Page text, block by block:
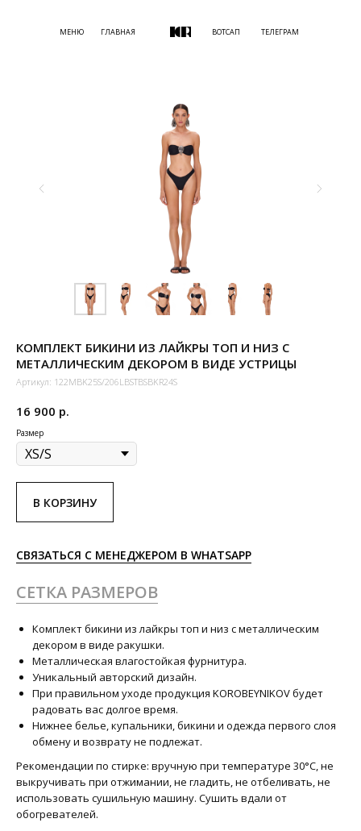
ВОТСАП ТЕЛЕГРАМ
МЕНЮ ГЛАВНАЯ
КОМПЛЕКТ БИКИНИ ИЗ ЛАЙКРЫ ТОП И НИЗ С
МЕТАЛЛИЧЕСКИМ ДЕКОРОМ В ВИДЕ УСТРИЦЫ
Артикул: 122MBK25S/206LBSTBSBKR24S
16 900 р.
Размер
В КОРЗИНУ
СВЯЗАТЬСЯ С МЕНЕДЖЕРОМ В WHATSAPP
СЕТКА РАЗМЕРОВ
Комплект бикини из лайкры топ и низ с металлическим
декором в виде ракушки.
Металлическая влагостойкая фурнитура.
Уникальный авторский дизайн.
При правильном уходе продукция KOROBEYNIKOV будет
радовать вас долгое время.
Нижнее белье, купальники, бикини и одежда первого слоя
обмену и возврату не подлежат.
Рекомендации по стирке: вручную при температуре 30°C, не
выкручивать при отжимании, не гладить, не отбеливать, не
использовать сушильную машину. Сушить вдали от
обогревателей.